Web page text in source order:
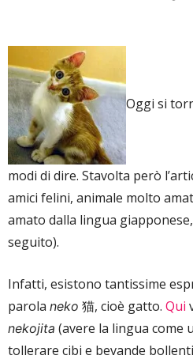
Oggi si
modi di dire. Stavolta però
amici felini, animale molto
amato dalla lingua
seguito).
Infatti, esistono tantissime
parola neko 猫, cioè gatto. Qui
nekojita (avere la lingua come
tollerare cibi e bevande